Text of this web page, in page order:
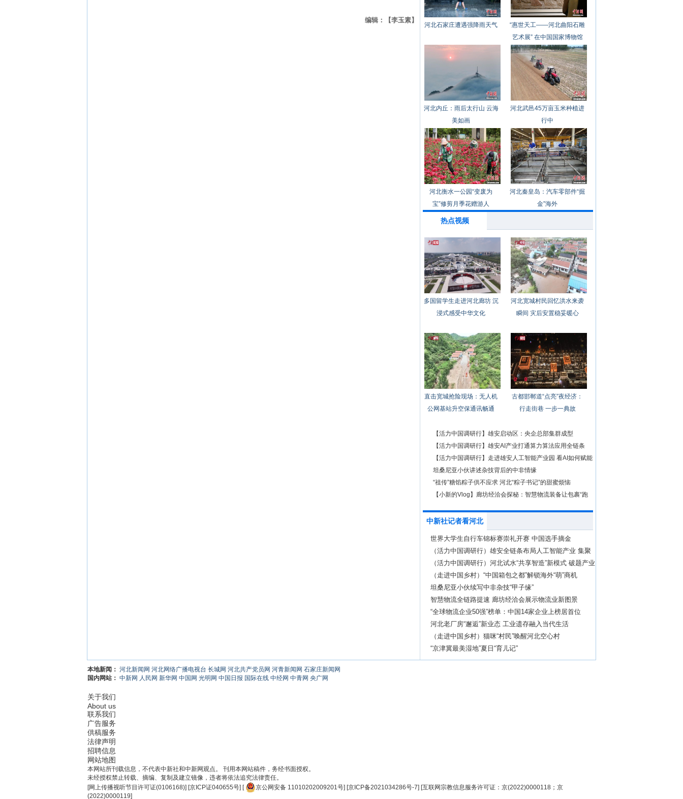
编辑：【李玉素】
河北石家庄遭遇强降雨天气
“惠世天工——河北曲阳石雕
艺术展” 在中国国家博物馆
开幕
河北内丘：雨后太行山 云海
美如画
河北武邑45万亩玉米种植进
行中
河北衡水一公园“变废为
宝”修剪月季花赠游人
河北秦皇岛：汽车零部件“掘
金”海外
热点视频
多国留学生走进河北廊坊 沉
浸式感受中华文化
河北宽城村民回忆洪水来袭
瞬间 灾后安置稳妥暖心
直击宽城抢险现场：无人机
公网基站升空保通讯畅通
古都邯郸道“点亮”夜经济：
行走街巷 一步一典故
【活力中国调研行】雄安启动区：央企总部集群成型
【活力中国调研行】雄安AI产业打通算力算法应用全链条
【活力中国调研行】走进雄安人工智能产业园 看AI如何赋能
急救
坦桑尼亚小伙讲述杂技背后的中非情缘
“祖传”糖馅粽子供不应求 河北“粽子书记”的甜蜜烦恼
【小新的Vlog】廊坊经洽会探秘：智慧物流装备让包裹“跑
中新社记者看河北
世界大学生自行车锦标赛崇礼开赛 中国选手摘金
（活力中国调研行）雄安全链条布局人工智能产业 集聚
效应显现
（活力中国调研行）河北试水“共享智造”新模式 破题产业
跃升
（走进中国乡村）“中国箱包之都”解锁海外“萌”商机
坦桑尼亚小伙续写中非杂技“甲子缘”
智慧物流全链路提速 廊坊经洽会展示物流业新图景
“全球物流企业50强”榜单：中国14家企业上榜居首位
河北老厂房“邂逅”新业态 工业遗存融入当代生活
（走进中国乡村）猫咪“村民”唤醒河北空心村
“京津冀最美湿地”夏日“育儿记”
本地新闻： 河北新闻网 河北网络广播电视台 长城网 河北共产党员网 河青新闻网 石家庄新闻网
国内网站： 中新网 人民网 新华网 中国网 光明网 中国日报 国际在线 中经网 中青网 央广网
关于我们
About us
联系我们
广告服务
供稿服务
法律声明
招聘信息
网站地图
本网站所刊载信息，不代表中新社和中新网观点。 刊用本网站稿件，务经书面授权。
未经授权禁止转载、摘编、复制及建立镜像，违者将依法追究法律责任。
[网上传播视听节目许可证(0106168)] [京ICP证040655号] [ 京公网安备 11010202009201号] [京ICP备2021034286号-7] [互联网宗教信息服务许可证：京(2022)0000118；京
(2022)0000119]